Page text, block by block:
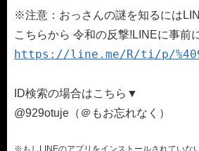
※注意：おっさんの謎を知るには
こちらから 令和の反撃!LINEに事前
https://line.me/R/ti/p/
ID検索の場合はこちら▼
@929otuje（＠もお忘れなく）
※もしLINEのアプリをインストールされていな